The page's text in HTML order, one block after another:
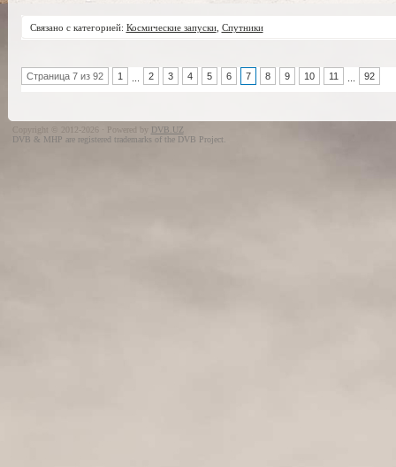
Связано с категорией: Космические запуски, Спутники
Страница 7 из 92 1 2 3 4 5 6 7 8 9 10 11 92
Copyright © 2012-2026 · Powered by
DVB.UZ
DVB & MHP are registered trademarks of the DVB Project.